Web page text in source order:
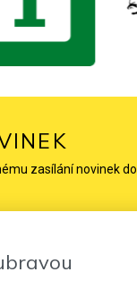
zasílání novinek